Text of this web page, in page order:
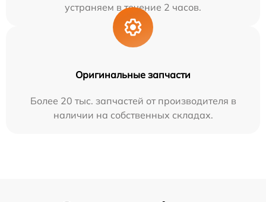
устраняем в течение 2 часов.
Оригинальные запчасти
Более 20 тыс. запчастей от производителя в
наличии на собственных складах.